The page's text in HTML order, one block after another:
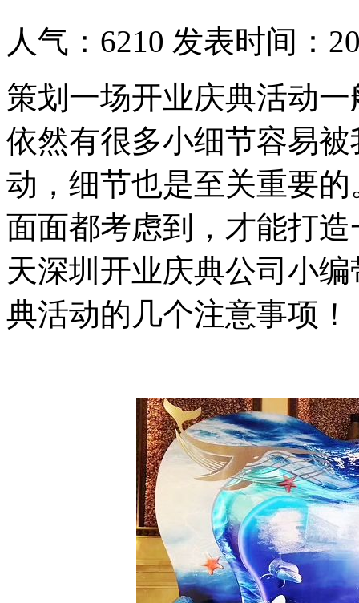
人气：6210 发表时间：
策划一场开业庆典活动
依然有很多小细节容易
动，细节也是至关重要
面面都考虑到，才能打
天深圳开业庆典公司小
典活动的几个注意事项！